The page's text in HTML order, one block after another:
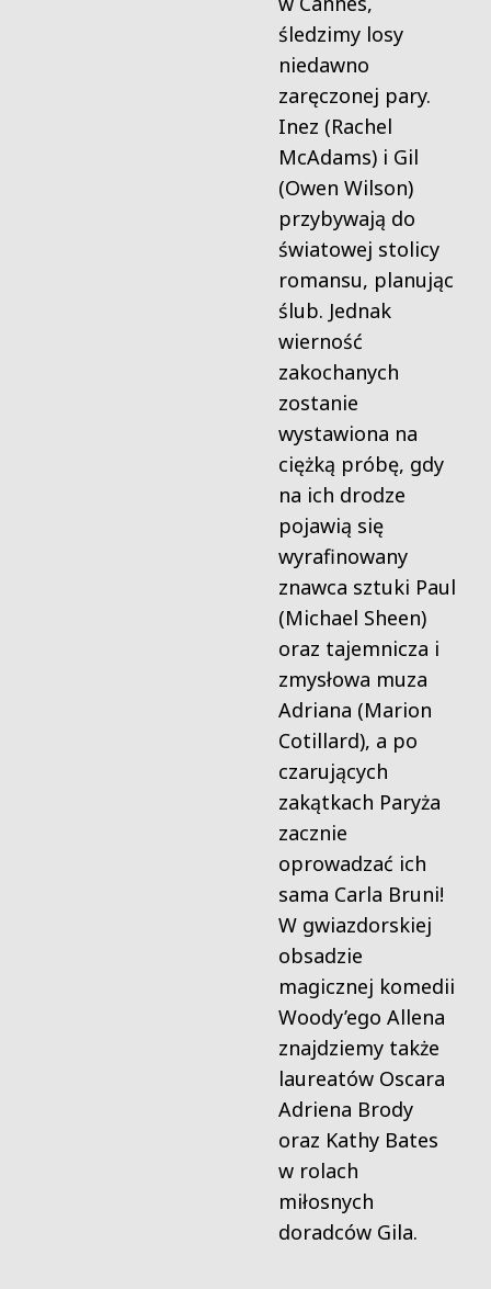
śledzimy losy
niedawno
zaręczonej pary.
Inez (Rachel
McAdams) i Gil
(Owen Wilson)
przybywają do
światowej stolicy
romansu, planując
ślub. Jednak
wierność
zakochanych
zostanie
wystawiona na
ciężką próbę, gdy
na ich drodze
pojawią się
wyrafinowany
znawca sztuki Paul
(Michael Sheen)
oraz tajemnicza i
zmysłowa muza
Adriana (Marion
Cotillard), a po
czarujących
zakątkach Paryża
zacznie
oprowadzać ich
sama Carla Bruni!
W gwiazdorskiej
obsadzie
magicznej komedii
Woody’ego Allena
znajdziemy także
laureatów Oscara
Adriena Brody
oraz Kathy Bates
w rolach
miłosnych
doradców Gila.